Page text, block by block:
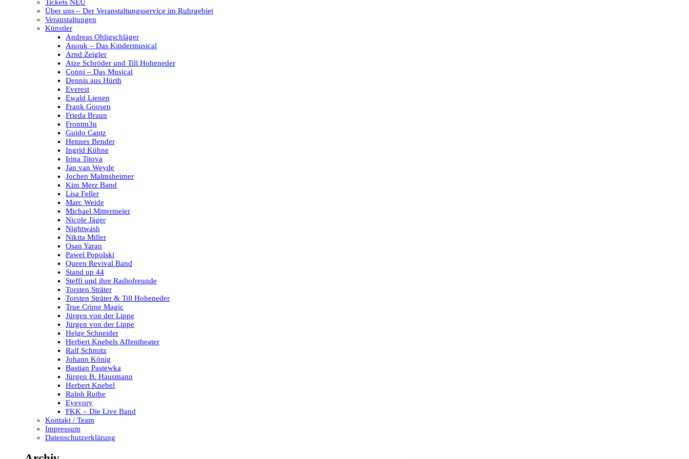
Tickets NEU
Über uns – Der Veranstaltungsservice im Ruhrgebiet
Veranstaltungen
Künstler
Andreas Ohligschläger
Anouk – Das Kindermusical
Arnd Zeigler
Atze Schröder und Till Hoheneder
Conni – Das Musical
Dennis aus Hürth
Everest
Ewald Lienen
Frank Goosen
Frieda Braun
Frontm3n
Guido Cantz
Hennes Bender
Ingrid Kühne
Irina Titova
Jan van Weyde
Jochen Malmsheimer
Kim Merz Band
Lisa Feller
Marc Weide
Michael Mittermeier
Nicole Jäger
Nightwash
Nikita Miller
Osan Yaran
Pawel Popolski
Queen Revival Band
Stand up 44
Steffi und ihre Radiofreunde
Torsten Sträter
Torsten Sträter & Till Hoheneder
True Crime Magic
Jürgen von der Lippe
Jürgen von der Lippe
Helge Schneider
Herbert Knebels Affentheater
Ralf Schmitz
Johann König
Bastian Pastewka
Jürgen B. Hausmann
Herbert Knebel
Ralph Ruthe
Eyevory
FKK – Die Live Band
Kontakt / Team
Impressum
Datenschutzerklärung